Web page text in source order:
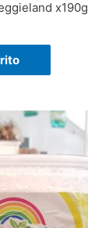
x190g